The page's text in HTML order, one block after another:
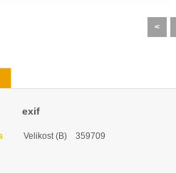
<
exif
Velikost (B) 359709